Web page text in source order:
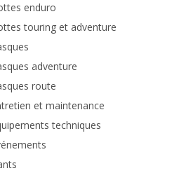
enduro
touring et adventure
adventure
route
et maintenance
techniques